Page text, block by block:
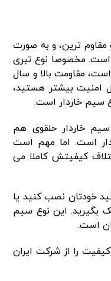
ترین، و به صورت
است. مخصوصا نوع تبری
مقاومت بالا و سال
امنیت بیشتر هستید،
سیم خاردار است.
خاردار حلقوی هم
است. اما مهم است
کیفیتش کاملا می
خودتان نصب کنید یا
این نوع سیم
است.
را از شرکت ایران